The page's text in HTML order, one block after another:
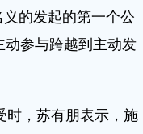
的发起的第一个公
参与跨越到主动发
，苏有朋表示，施